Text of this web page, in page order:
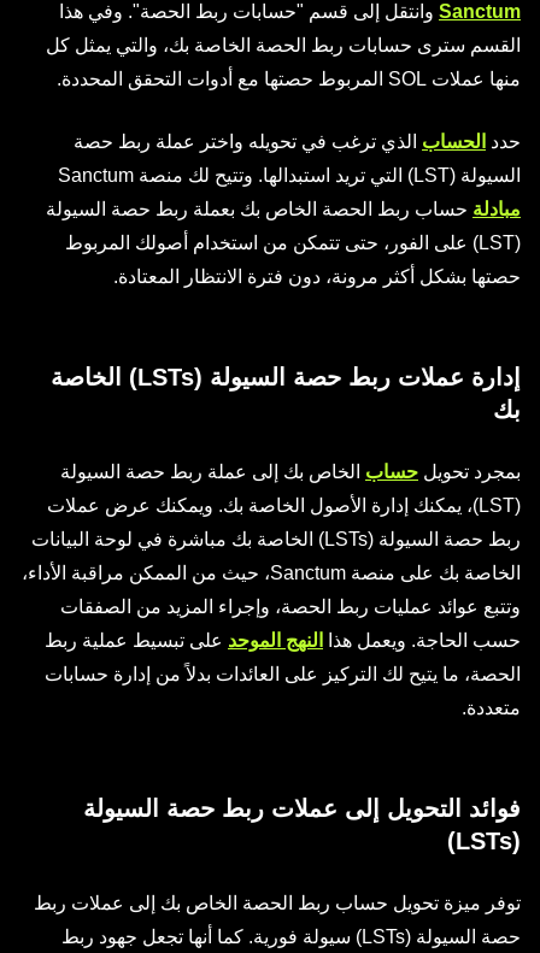
Sanctum وانتقل إلى قسم "حسابات ربط الحصة". وفي هذا
القسم سترى حسابات ربط الحصة الخاصة بك، والتي يمثل كل
منها عملات SOL المربوط حصتها مع أدوات التحقق المحددة.
حدد الحساب الذي ترغب في تحويله واختر عملة ربط حصة
السيولة (LST) التي تريد استبدالها. وتتيح لك منصة Sanctum
مبادلة حساب ربط الحصة الخاص بك بعملة ربط حصة السيولة
(LST) على الفور، حتى تتمكن من استخدام أصولك المربوط
حصتها بشكل أكثر مرونة، دون فترة الانتظار المعتادة.
إدارة عملات ربط حصة السيولة (LSTs) الخاصة
بك
بمجرد تحويل حساب الخاص بك إلى عملة ربط حصة السيولة
(LST)، يمكنك إدارة الأصول الخاصة بك. ويمكنك عرض عملات
ربط حصة السيولة (LSTs) الخاصة بك مباشرة في لوحة البيانات
الخاصة بك على منصة Sanctum، حيث من الممكن مراقبة الأداء،
وتتبع عوائد عمليات ربط الحصة، وإجراء المزيد من الصفقات
حسب الحاجة. ويعمل هذا
النهج الموحد على تبسيط عملية ربط
الحصة، ما يتيح لك التركيز على العائدات بدلاً من إدارة حسابات
متعددة.
فوائد التحويل إلى عملات ربط حصة السيولة
(LSTs)
توفر ميزة تحويل حساب ربط الحصة الخاص بك إلى عملات ربط
حصة السيولة (LSTs) سيولة فورية. كما أنها تجعل جهود ربط